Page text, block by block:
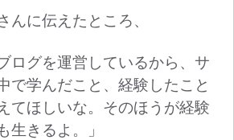
んに伝えたところ、
ログを運営しているから、サ
で学んだこと、経験したこと
てほしいな。そのほうが経験
生きるよ。」